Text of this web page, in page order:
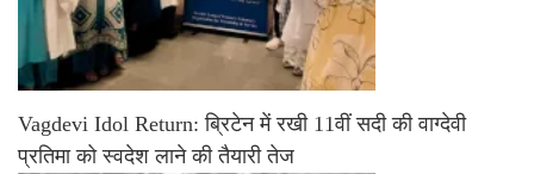
Vagdevi Idol Return: ब्रिटेन में रखी 11वीं सदी की वाग्देवी
प्रतिमा को स्वदेश लाने की तैयारी तेज